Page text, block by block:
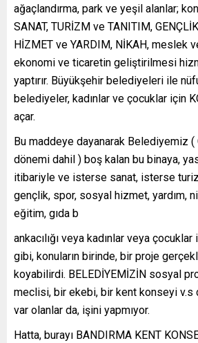
ağaçlandırma, park ve yeşil alanlar;
SANAT, TURİZM ve TANITIM,
HİZMET ve YARDIM, NİKAH, meslek
ekonomi ve ticaretin geliştirilmesi
yaptırır. Büyükşehir belediyeleri ile
belediyeler, kadınlar ve çocuklar için
açar.
Bu maddeye dayanarak Belediyemiz (
dönemi dahil ) boş kalan bu binaya,
itibariyle ve isterse sanat, isterse
gençlik, spor, sosyal hizmet, yardım,
eğitim, gıda b
ankacılığı veya kadınlar veya çocuklar
gibi, konuların birinde, bir proje
koyabilirdi. BELEDİYEMİZİN sosyal
meclisi, bir ekebi, bir kent konseyi v.s
var olanlar da, işini yapmıyor.
Hatta, burayı BANDIRMA KENT